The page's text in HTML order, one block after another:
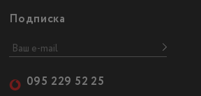
Подписка
095 229 52 25